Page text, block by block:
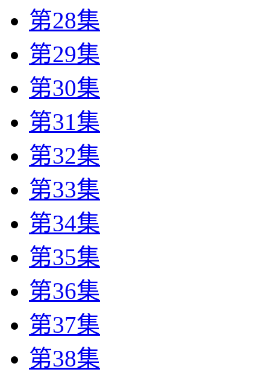
第28集
第29集
第30集
第31集
第32集
第33集
第34集
第35集
第36集
第37集
第38集